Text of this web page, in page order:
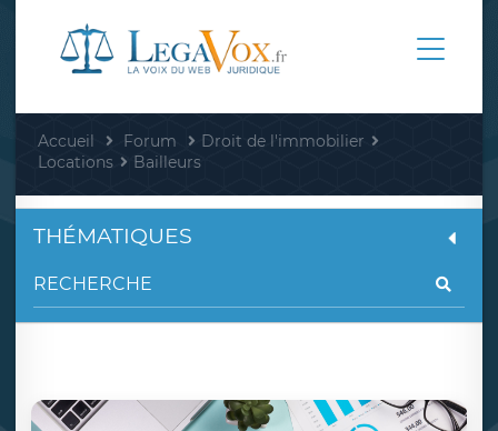
Accueil Forum
Droit de l'immobilier
Locations
Bailleurs
THÉMATIQUES